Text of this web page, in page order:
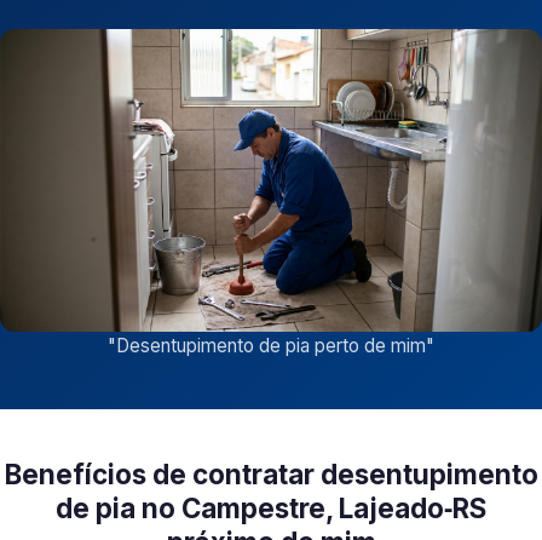
"Desentupimento de pia perto de mim"
Benefícios de contratar desentupimento
de pia no Campestre, Lajeado‑RS